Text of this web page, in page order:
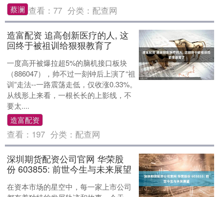
蔡澜 查看：77 分类： 配查网
造富配资 追高创新医疗的人, 这
回终于被祖训给狠狠教育了
一度高开被爆拉超5%的脑机接口板块
（886047），帅不过一刻钟后上演了“祖
训”走法--一路震荡走低，仅收涨0.33%。
从线形上来看，一根长长的上影线，不
要太....
造富配资
查看： 197 分类： 配查网
深圳期货配资公司官网 华荣股
份 603855: 前世今生与未来展望
在资本市场的星空中，每一家上市公司